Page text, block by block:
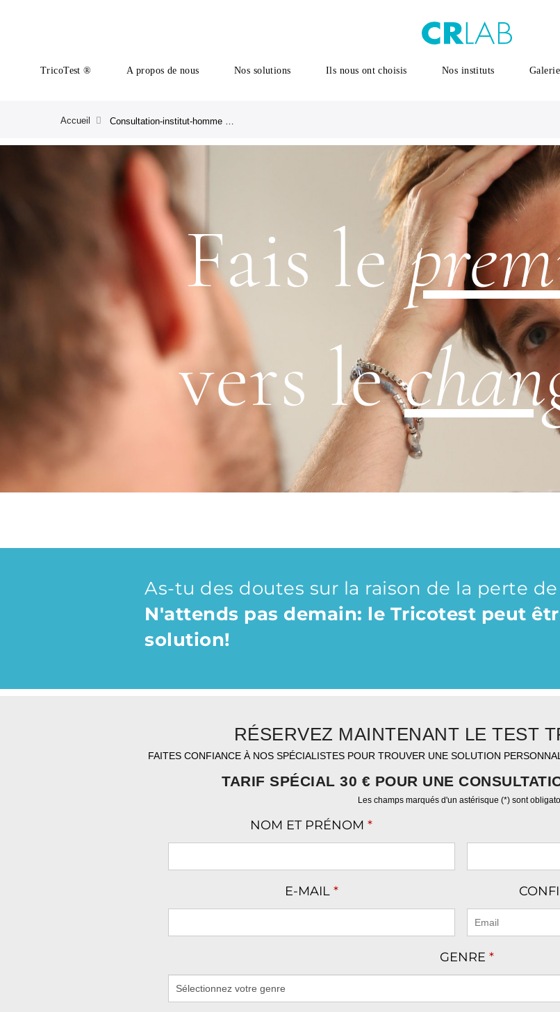
TricoTest ® A propos de nous Nos solutions Ils nous ont choisis Nos instituts Galerie
Accueil
Fais le
vers le
As-tu des doutes sur la raison de la perte
N'attends pas demain: le Tricotest peut
solution!
RÉSERVEZ MAINTENANT LE TEST
FAITES CONFIANCE À NOS SPÉCIALISTES POUR TROUVER UNE SOLUTION
TARIF SPÉCIAL 30 € POUR UNE
Les champs marqués d'un astérisque (*) sont
NOM ET PRÉNOM*
E-MAIL *
GENRE *